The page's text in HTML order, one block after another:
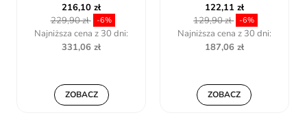
216,10 zł
229,90 zł
-6%
Najniższa cena z 30 dni:
331,06 zł
ZOBACZ
122,11 zł
129,90 zł -6%
Najniższa cena z 30 dni:
187,06 zł
ZOBACZ